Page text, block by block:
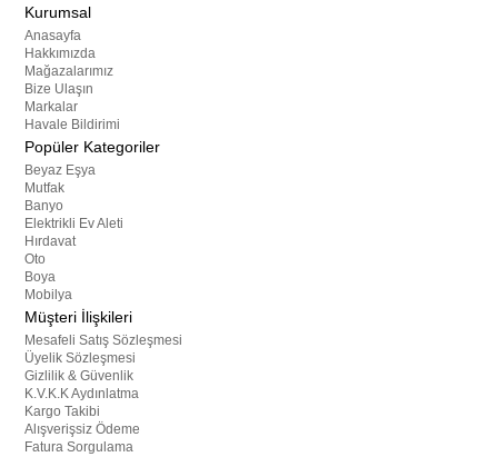
Kurumsal
Anasayfa
Hakkımızda
Mağazalarımız
Bize Ulaşın
Markalar
Havale Bildirimi
Popüler Kategoriler
Beyaz Eşya
Mutfak
Banyo
Elektrikli Ev Aleti
Hırdavat
Oto
Boya
Mobilya
Müşteri İlişkileri
Mesafeli Satış Sözleşmesi
Üyelik Sözleşmesi
Gizlilik & Güvenlik
K.V.K.K Aydınlatma
Kargo Takibi
Alışverişsiz Ödeme
Fatura Sorgulama